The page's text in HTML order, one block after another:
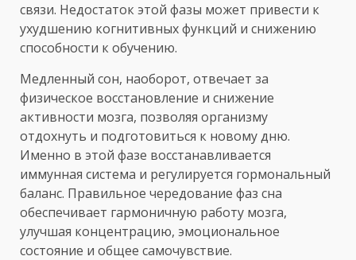
связи. Недостаток этой фазы может привести к
ухудшению когнитивных функций и снижению
способности к обучению.
Медленный сон, наоборот, отвечает за
физическое восстановление и снижение
активности мозга, позволяя организму
отдохнуть и подготовиться к новому дню.
Именно в этой фазе восстанавливается
иммунная система и регулируется гормональный
баланс. Правильное чередование фаз сна
обеспечивает гармоничную работу мозга,
улучшая концентрацию, эмоциональное
состояние и общее самочувствие.